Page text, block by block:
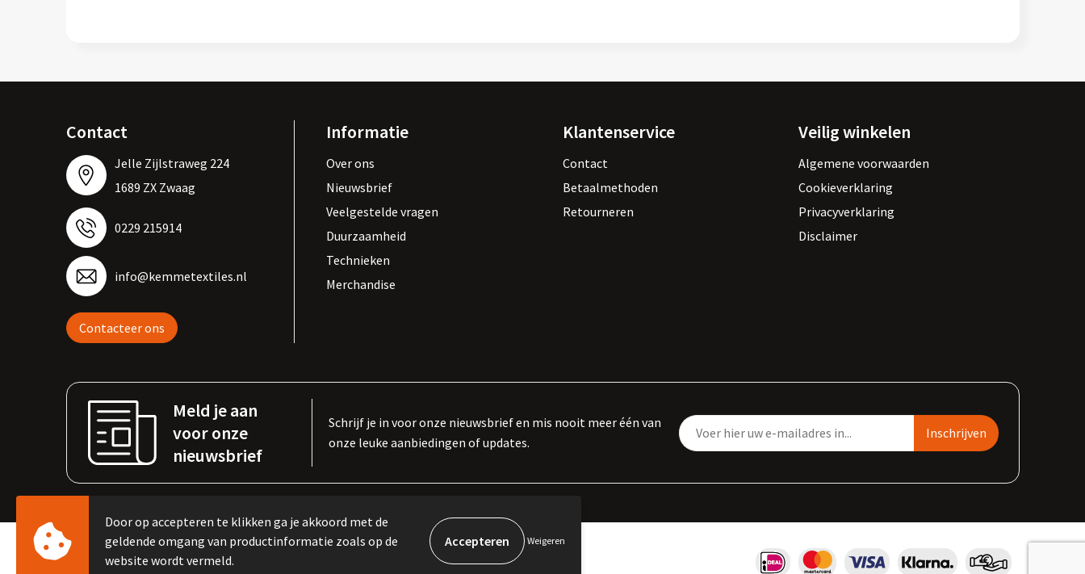
Contact
Jelle Zijlstraweg 224
1689 ZX Zwaag
0229 215914
info@kemmetextiles.nl
Contacteer ons
Informatie
Over ons
Nieuwsbrief
Veelgestelde vragen
Duurzaamheid
Technieken
Merchandise
Klantenservice
Contact
Betaalmethoden
Retourneren
Veilig winkelen
Algemene voorwaarden
Cookieverklaring
Privacyverklaring
Disclaimer
Meld je aan
voor onze
nieuwsbrief
Schrijf je in voor onze nieuwsbrief en mis nooit meer één van
onze leuke aanbiedingen of updates.
© Copyright Kemme B.V. 2023
Door op accepteren te klikken ga je akkoord met de
geldende omgang van productinformatie zoals op de
website wordt vermeld.
Weigeren